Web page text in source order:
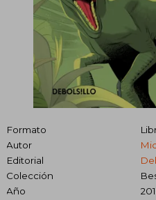
Formato
Autor
Editorial
Colección
Año